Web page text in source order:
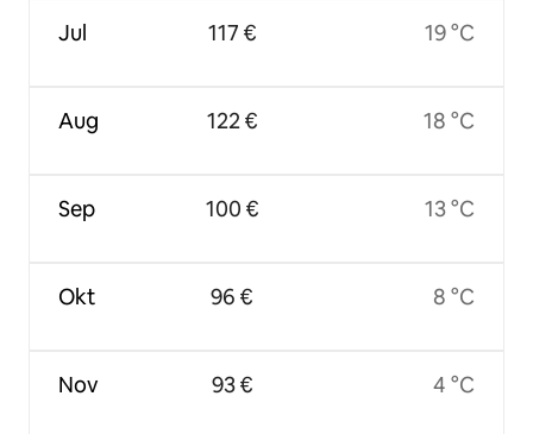
Jul
Aug
Sep
Okt
Nov
117 €
122 €
100 €
96 €
93 €
19 °C
18 °C
13 °C
8 °C
4 °C